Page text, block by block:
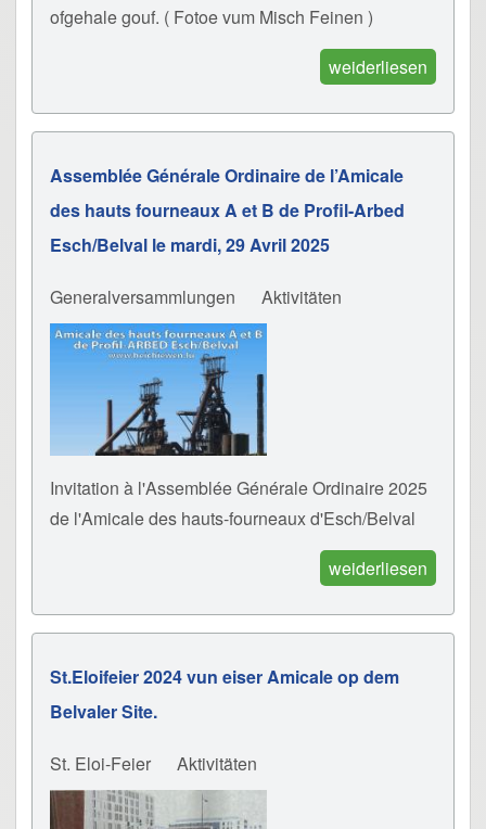
ofgehale gouf. ( Fotoe vum Misch Feinen )
weiderliesen
Assemblée Générale Ordinaire de l’Amicale
des hauts fourneaux A et B de Profil-Arbed
Esch/Belval le mardi, 29 Avril 2025
Generalversammlungen Aktivitäten
Invitation à l'Assemblée Générale Ordinaire 2025
de l'Amicale des hauts-fourneaux d'Esch/Belval
weiderliesen
St.Eloifeier 2024 vun eiser Amicale op dem
Belvaler Site.
St. Eloi-Feier Aktivitäten